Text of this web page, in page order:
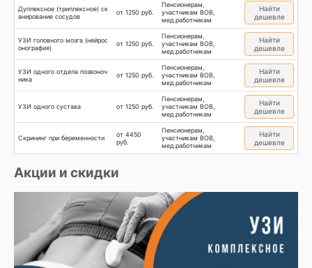
Дуплексное (триплексное) ск
анирование сосудов
от 1250 руб.
Пенсионерам,
участникам ВОВ,
мед.работникам
Найти
дешевле
УЗИ головного мозга (нейрос
онография)
от 1250 руб.
Пенсионерам,
участникам ВОВ,
мед.работникам
Найти
дешевле
УЗИ одного отдела позвоноч
ника
от 1250 руб.
Пенсионерам,
участникам ВОВ,
мед.работникам
Найти
дешевле
УЗИ одного сустава от 1250 руб.
Пенсионерам,
участникам ВОВ,
мед.работникам
Найти
дешевле
Скрининг при беременности
от 4450
руб.
Пенсионерам,
участникам ВОВ,
мед.работникам
Найти
дешевле
Акции и скидки